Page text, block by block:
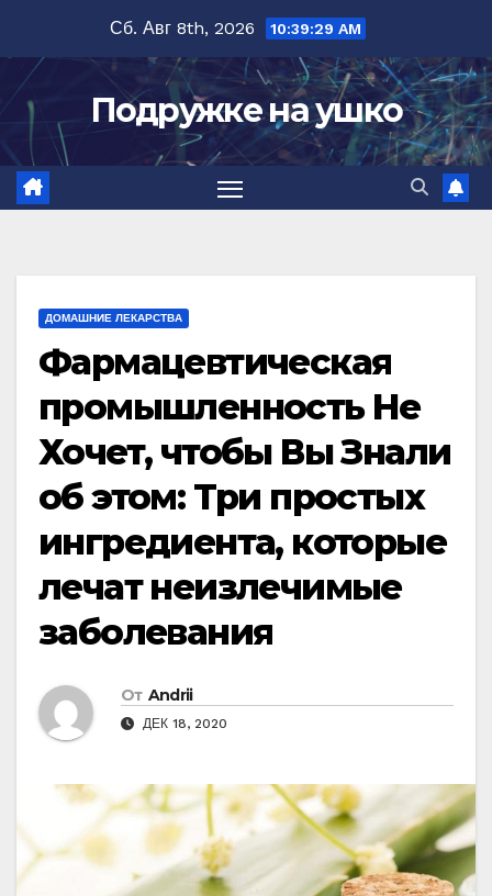
содержимому
Сб. Авг 8th, 2026 10:39:30 AM
Подружке на ушко
ДОМАШНИЕ ЛЕКАРСТВА
Фармацевтическая
промышленность Не
Хочет, чтобы Вы Знали
об этом: Три простых
ингредиента, которые
лечат неизлечимые
заболевания
От Andrii
ДЕК 18, 2020